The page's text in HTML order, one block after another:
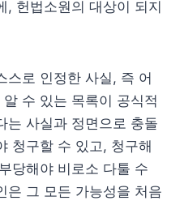
, 헌법소원의 대상이 되지
스로 인정한 사실, 즉 어
수 있는 목록이 공식적
는 사실과 정면으로 충돌
청구할 수 있고, 청구해
당해야 비로소 다툴 수
은 그 모든 가능성을 처음